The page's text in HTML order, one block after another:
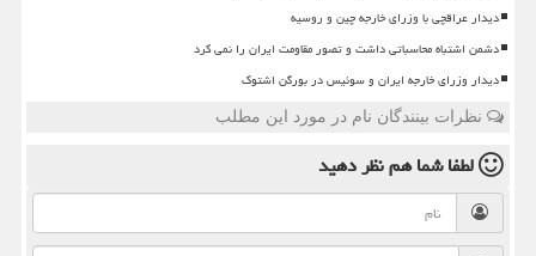
دیدار عراقچی با وزرای خارجه چین و روسیه
دشمن اشتباه محاسباتی داشت و تصور مقاومت ایران را نمی کرد
دیدار وزرای خارجه ایران و سوئیس در بورگن اشتوک
نظرات بینندگان نام در مورد این مطلب
لطفا شما همنظر دهید